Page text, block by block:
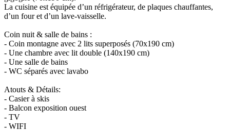
La cuisine est équipée d’un réfrigérateur, de plaques chauffantes,
d’un four et d’un lave-vaisselle.
Coin nuit & salle de bains :
- Coin montagne avec 2 lits superposés (70x190 cm)
- Une chambre avec lit double (140x190 cm)
- Une salle de bains
- WC séparés avec lavabo
Atouts & Détails:
- Casier à skis
- Balcon exposition ouest
- TV
- WIFI